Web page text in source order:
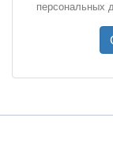
персональных